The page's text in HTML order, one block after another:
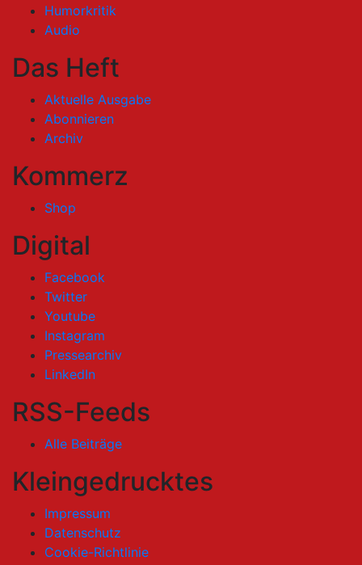
Humorkritik
Audio
Das Heft
Aktuelle Ausgabe
Abonnieren
Archiv
Kommerz
Shop
Digital
Facebook
Twitter
Youtube
Instagram
Pressearchiv
LinkedIn
RSS-Feeds
Alle Beiträge
Kleingedrucktes
Impressum
Datenschutz
Cookie-Richtlinie